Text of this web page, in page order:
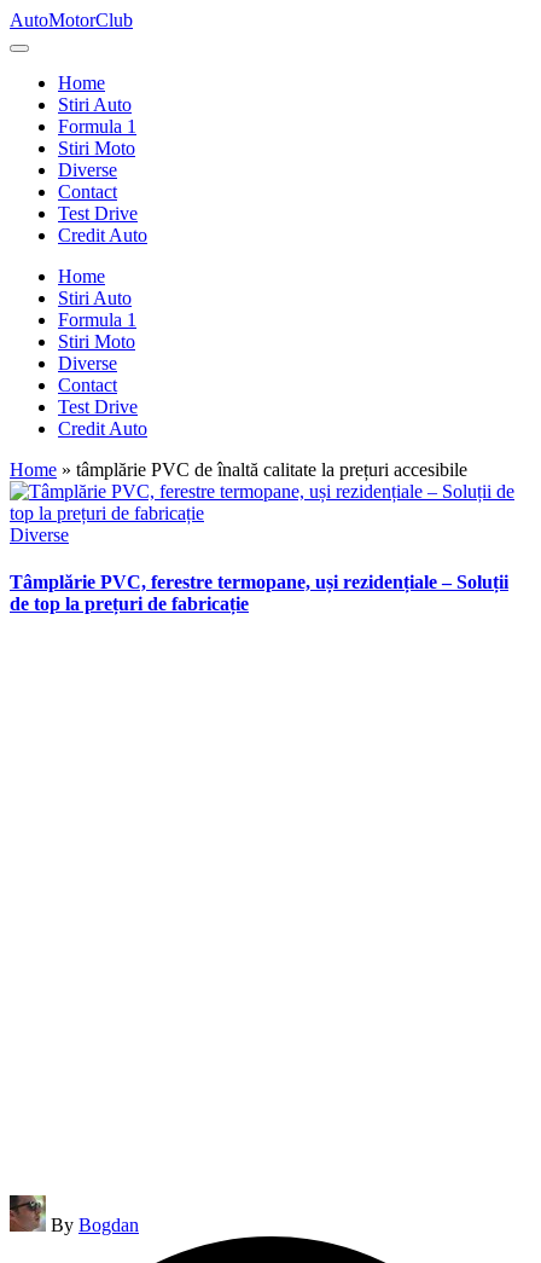
Skip
to
AutoMotorClub
Totul
masini
pasionatii
masini
Home
Stiri Auto
Formula 1
Stiri Moto
Diverse
Contact
Test Drive
Credit Auto
Home
Stiri Auto
Formula 1
Stiri Moto
Diverse
Contact
Test Drive
Credit Auto
Home » tâmplărie PVC de înaltă calitate la prețuri accesibile
Posted
Diverse
Tâmplărie PVC, ferestre termopane, uși rezidențiale – Soluții
de top la prețuri de fabricație
Posted
by
By Bogdan